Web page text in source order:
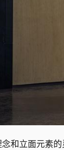
和立面元素